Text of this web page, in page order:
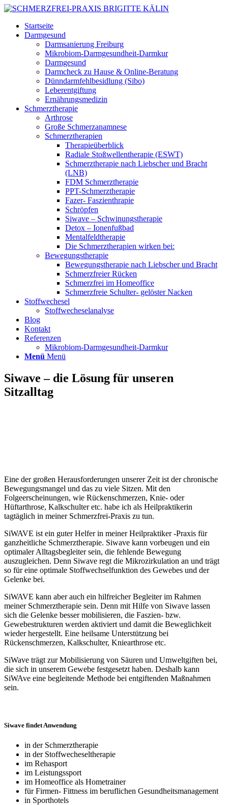
Startseite
Darmgesund
Darmsanierung Freiburg
Mikrobiom-Darmgesundheit-Darmkur
Darmgesund
Darmcheck zu Hause & Online-Beratung
Dünndarmfehlbesidlung (Sibo)
Leberentgiftung
Ernährungsmedizin
Schmerztherapie
Arthrose
Große Schmerzanamnese
Schmerztherapien
Therapieüberblick
Radiale Stoßwellentherapie (ESWT)
Schmerztherapie nach Liebscher und Bracht
(LNB)
FDM Schmerztherapie
PPT-Schmerztherapie
Fazer- Faszienthrapie
Schröpfen
Siwave – Schwinungstherapie
Detox – Ionenfußbad
Mentalfeldtherapie
Die Schmerztherapien wirken bei:
Bewegungstherapie
Bewegungstherapie nach Liebscher und Bracht
Schmerzfreier Rücken
Schmerzfrei im Homeoffice
Schmerzfreie Schulter- gelöster Nacken
Stoffwechesel
Stoffwecheselanalyse
Blog
Kontakt
Referenzen
Mikrobiom-Darmgesundheit-Darmkur
Menü Menü
Siwave – die Lösung für unseren
Sitzalltag
Eine der großen Herausforderungen unserer Zeit ist der chronische
Bewegungsmangel und das zu viele Sitzen. Mit den
Folgeerscheinungen, wie Rückenschmerzen, Knie- oder
Hüftarthrose, Kalkschulter etc. habe ich als Heilpraktikerin
tagtäglich in meiner Schmerzfrei-Praxis zu tun.
SiWAVE ist ein guter Helfer in meiner Heilpraktiker -Praxis für
ganzheitliche Schmerztherapie. Siwave kann vorbeugen und ein
optimaler Alltagsbegleiter sein, die fehlende Bewegung
auszugleichen. Denn Siwave regt die Mikrozirkulation an und trägt
so für eine optimale Stoffwechselfunktion des Gewebes und der
Gelenke bei.
SiWAVE kann aber auch ein hilfreicher Begleiter im Rahmen
meiner Schmerztherapie sein. Denn mit Hilfe von Siwave lassen
sich die Gelenke besser mobilisieren, die Faszien- bzw.
Gewebestrukturen werden aktiviert und damit die Beweglichkeit
wieder hergestellt. Eine heilsame Unterstützung bei
Rückenschmerzen, Kalkschulter, Kniearthrose etc.
SiWave trägt zur Mobilisierung von Säuren und Umweltgiften bei,
die sich in unserem Gewebe festgesetzt haben. Deshalb kann
SiWAve eine begleitende Methode bei entgiftenden Maßnahmen
sein.
Siwave findet Anwendung
in der Schmerztherapie
in der Stoffwecheseltherapie
im Rehasport
im Leistungssport
im Homeoffice als Hometrainer
für Firmen- Fittness im beruflichen Gesundheitsmanagement
in Sporthotels